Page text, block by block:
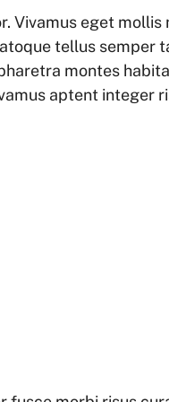
Vivamus eget mollis
tellus semper
montes
aptent integer